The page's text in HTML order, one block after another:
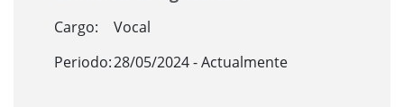
Cargo:
Vocal
Periodo:28/05/2024 - Actualmente